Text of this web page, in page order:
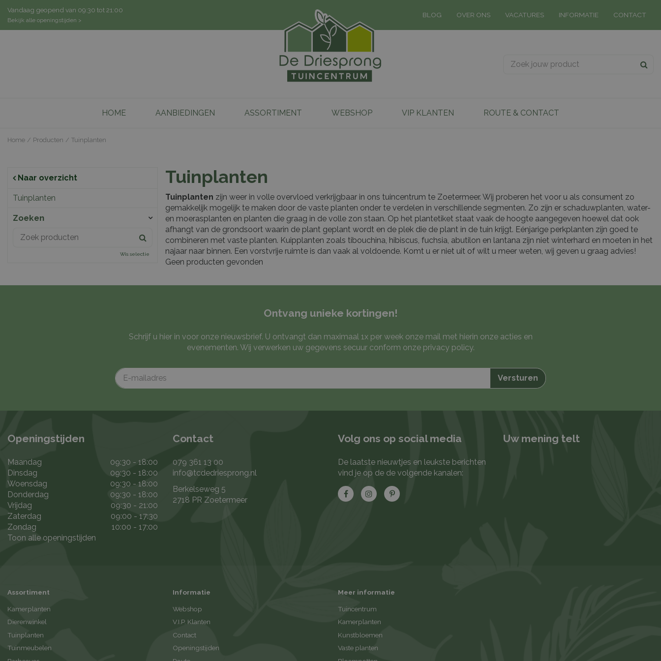
naar
content
Home Producten Tuinplanten
Vandaag geopend van 09:30 tot21:00
Bekijk alle openingstijden >
BLOG OVER ONS VACATURES INFORMATIE CONTACT
HOME AANBIEDINGEN ASSORTIMENT WEBSHOP VIP KLANTEN ROUTE & CONTACT
Tuinplanten
Tuinplanten zijn weer in volle overvloed verkrijgbaar in ons tuincentrum te Zoetermeer. Wij proberen het voor u als consument zo
gemakkelijk mogelijk te maken door de vaste planten onder te verdelen in verschillende segmenten. Zo zijn er schaduwplanten, water-
en moerasplanten en planten die graag in de volle zon staan. Op het plantetiket staat vaak de hoogte aangegeven hoewel dat ook
afhangt van de grondsoort waarin de plant geplant wordt en de plek die de plant in de tuin krijgt. Eénjarige perkplanten zijn goed te
combineren met vaste planten. Kuipplanten zoals tibouchina, hibiscus, fuchsia, abutilon en lantana zijn niet winterhard en moeten in het
najaar naar binnen. Een vorstvrije ruimte is dan vaak al voldoende. Komt u er niet uit of wilt u meer weten, wij geven u graag advies!
Geen producten gevonden
Naar overzicht
Tuinplanten
Zoeken
Wis selectie
Ontvang unieke kortingen!
Schrijf u hier in voor onze nieuwsbrief. U ontvangt dan maximaal 1x per week onze mail met hierin onze acties en
evenementen. Wij verwerken uw gegevens secuur conform onze privacy policy.
Openingstijden
Maandag
09:30 - 18:00
Dinsdag
09:30 - 18:00
Woensdag
09:30 - 18:00
Donderdag
09:30 - 18:00
Vrijdag
09:30 - 21:00
Zaterdag
09:00 - 17:30
Zondag
10:00 - 17:00
Toon alle openingstijden
Contact
079 361 13 00
info@tcdedriesprong.nl
Berkelseweg 5
2718 PR Zoetermeer
Volg ons op social media
De laatste nieuwtjes en leukste berichten
vind je op de de volgende kanalen:
Uw mening telt
Assortiment
Kamerplanten
Dierenwinkel
Tuinplanten
Tuinmeubelen
Informatie
Webshop
V.I.P. Klanten
Contact
Openingstijden
Meer informatie
Tuincentrum
Kamerplanten
Kunstbloemen
Vaste planten